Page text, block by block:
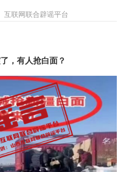
互联网联合辟谣平台
，有人抢白面？